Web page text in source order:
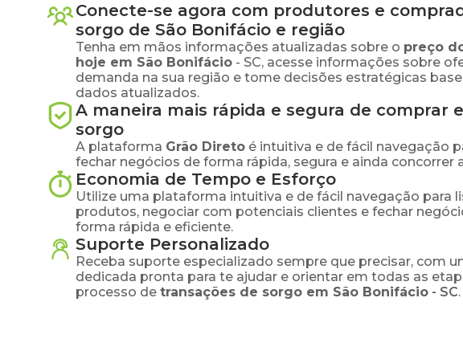
Conecte-se agora com produtores e
sorgo de São Bonifácio e região
Tenha em mãos informações atualizadas sobre o preço
hoje em São Bonifácio - SC, acesse informações sobre
demanda na sua região e tome decisões estratégicas
dados atualizados.
A maneira mais rápida e segura de comprar
sorgo
A plataforma Grão Direto é intuitiva e de fácil navegação
fechar negócios de forma rápida, segura e ainda concorrer
Economia de Tempo e Esforço
Utilize uma plataforma intuitiva e de fácil navegação para
produtos, negociar com potenciais clientes e fechar
forma rápida e eficiente.
Suporte Personalizado
Receba suporte especializado sempre que precisar, com
dedicada pronta para te ajudar e orientar em todas as
processo de transações de sorgo em São Bonifácio - SC.